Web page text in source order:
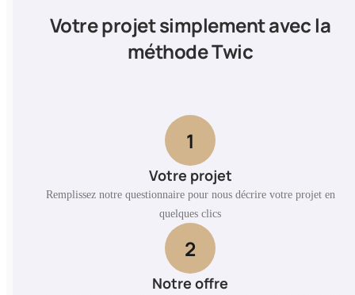
Votre projet simplement avec la
méthode Twic
1
Votre projet
Remplissez notre questionnaire pour nous décrire votre projet en
quelques clics
2
Notre offre